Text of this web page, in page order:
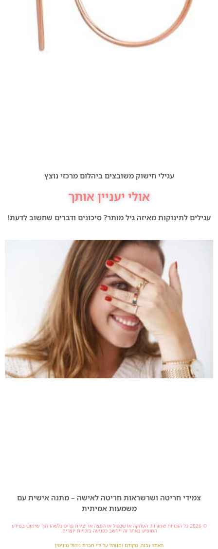
עגילי חישוק משובצים ביהלום מרכזי נוצץ
אולי יעניין אותך
עגילים לתינוקות מאיזה גיל מותר? סיכונים ודברים שחשוב לדעת!
צמידי חריטה ושרשראות חריטה לאישה – מתנה אישית עם
משמעות אמיתית
© 2026 כל הזכויות שמורות. העתקה או שכפול או הפצה או יצירת פריט כלשהו תוך שימוש במידע
המופיע באתר זה ייחשב כפגיעה בזכויות יוצרים.
האתר נבנה, מקודם ומנוהל על ידי חברת ניהול מוניטין